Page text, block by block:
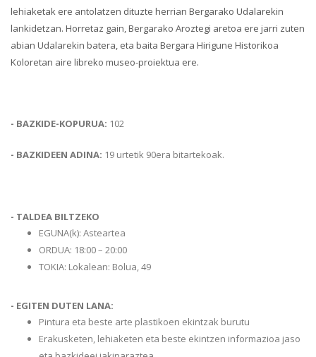
lehiaketak ere antolatzen dituzte herrian Bergarako Udalarekin
lankidetzan. Horretaz gain, Bergarako Aroztegi aretoa ere jarri zuten
abian Udalarekin batera, eta baita Bergara Hirigune Historikoa
Koloretan aire libreko museo-proiektua ere.
- BAZKIDE-KOPURUA: 102
- BAZKIDEEN ADINA: 19 urtetik 90era bitartekoak.
- TALDEA BILTZEKO
EGUNA(k): Asteartea
ORDUA: 18:00 – 20:00
TOKIA: Lokalean: Bolua, 49
- EGITEN DUTEN LANA:
Pintura eta beste arte plastikoen ekintzak burutu
Erakusketen, lehiaketen eta beste ekintzen informazioa jaso